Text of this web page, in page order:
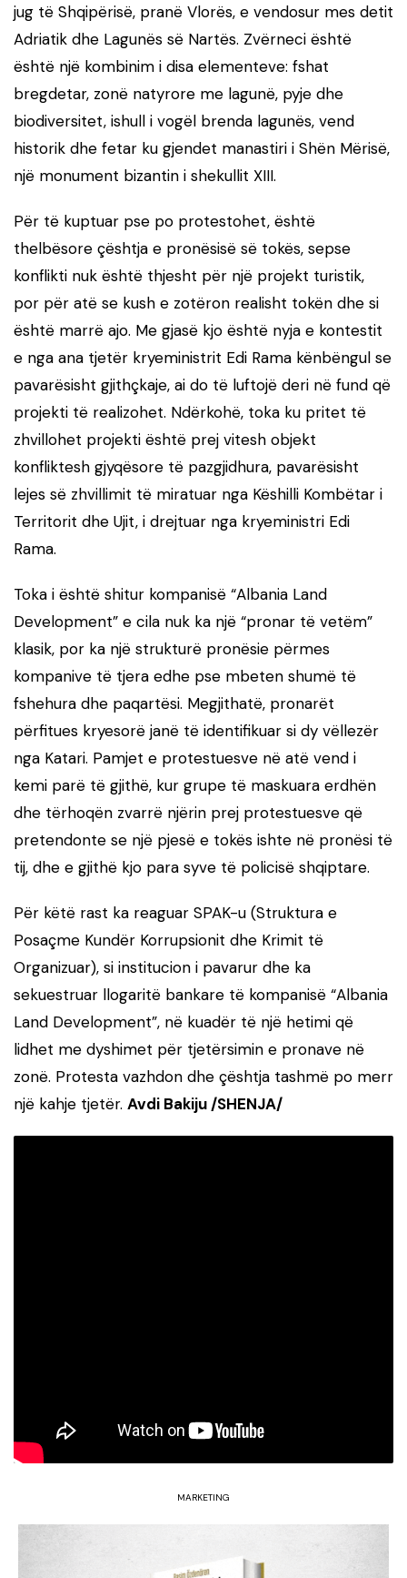
jug të Shqipërisë, pranë Vlorës, e vendosur mes detit
Adriatik dhe Lagunës së Nartës. Zvërneci është
është një kombinim i disa elementeve: fshat
bregdetar, zonë natyrore me lagunë, pyje dhe
biodiversitet, ishull i vogël brenda lagunës, vend
historik dhe fetar ku gjendet manastiri i Shën Mërisë,
një monument bizantin i shekullit XIII.
Për të kuptuar pse po protestohet, është
thelbësore çështja e pronësisë së tokës, sepse
konflikti nuk është thjesht për një projekt turistik,
por për atë se kush e zotëron realisht tokën dhe si
është marrë ajo. Me gjasë kjo është nyja e kontestit
e nga ana tjetër kryeministrit Edi Rama kënbëngul se
pavarësisht gjithçkaje, ai do të luftojë deri në fund që
projekti të realizohet. Ndërkohë, toka ku pritet të
zhvillohet projekti është prej vitesh objekt
konfliktesh gjyqësore të pazgjidhura, pavarësisht
lejes së zhvillimit të miratuar nga Këshilli Kombëtar i
Territorit dhe Ujit, i drejtuar nga kryeministri Edi
Rama.
Toka i është shitur kompanisë “Albania Land
Development” e cila nuk ka një “pronar të vetëm”
klasik, por ka një strukturë pronësie përmes
kompanive të tjera edhe pse mbeten shumë të
fshehura dhe paqartësi. Megjithatë, pronarët
përfitues kryesorë janë të identifikuar si dy vëllezër
nga Katari. Pamjet e protestuesve në atë vend i
kemi parë të gjithë, kur grupe të maskuara erdhën
dhe tërhoqën zvarrë njërin prej protestuesve që
pretendonte se një pjesë e tokës ishte në pronësi të
tij, dhe e gjithë kjo para syve të policisë shqiptare.
Për këtë rast ka reaguar SPAK-u (Struktura e
Posaçme Kundër Korrupsionit dhe Krimit të
Organizuar), si institucion i pavarur dhe ka
sekuestruar llogaritë bankare të kompanisë “Albania
Land Development”, në kuadër të një hetimi që
lidhet me dyshimet për tjetërsimin e pronave në
zonë. Protesta vazhdon dhe çështja tashmë po merr
një kahje tjetër. Avdi Bakiju /SHENJA/
MARKETING